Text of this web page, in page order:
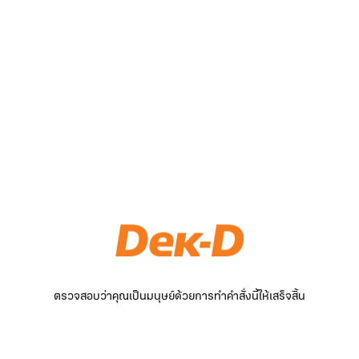
ตรวจสอบว่าคุณเป็นมนุษย์ด้วยการทำคำสั่งนี้ให้เสร็จสิ้น